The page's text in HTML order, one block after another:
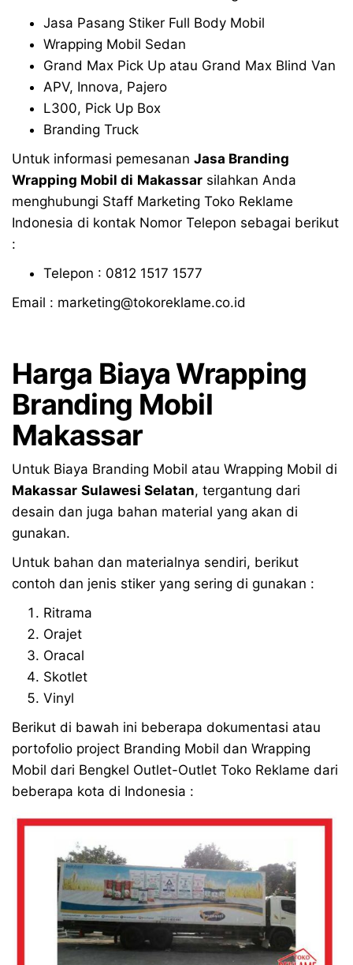
Jasa Pasang Stiker Full Body Mobil
Wrapping Mobil Sedan
Grand Max Pick Up atau Grand Max Blind Van
APV, Innova, Pajero
L300, Pick Up Box
Branding Truck
Untuk informasi pemesanan Jasa Branding
Wrapping Mobil di Makassar silahkan Anda
menghubungi Staff Marketing Toko Reklame
Indonesia di kontak Nomor Telepon sebagai berikut
:
Telepon : 0812 1517 1577
Email : marketing@tokoreklame.co.id
Harga Biaya Wrapping
Branding Mobil
Makassar
Untuk Biaya Branding Mobil atau Wrapping Mobil di
Makassar Sulawesi Selatan, tergantung dari
desain dan juga bahan material yang akan di
gunakan.
Untuk bahan dan materialnya sendiri, berikut
contoh dan jenis stiker yang sering di gunakan :
Ritrama
Orajet
Oracal
Skotlet
Vinyl
Berikut di bawah ini beberapa dokumentasi atau
portofolio project Branding Mobil dan Wrapping
Mobil dari Bengkel Outlet-Outlet Toko Reklame dari
beberapa kota di Indonesia :